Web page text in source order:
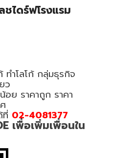
ไดร์ฟโรงแรม
ทำโลโก้ กลุ่มธุรกิจ
ว
ย ราคาถูก ราคา
ที่ 02-4081377
เพื่อเพิ่มเพื่อนใน